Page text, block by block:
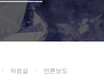
자료실 언론보도